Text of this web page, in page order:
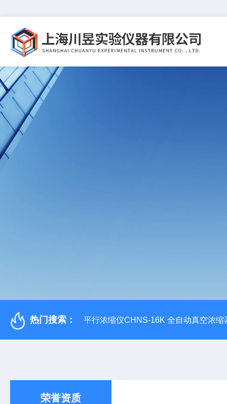
热门搜索： 平行浓缩仪CHNS-16K 全自动真空浓缩
荣誉资质